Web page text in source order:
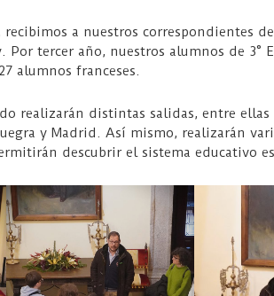
a nuestros correspondientes
tercer año, nuestros alumnos de 3°
alumnos franceses.
realizarán distintas salidas, entre
y Madrid. Así mismo, realizarán
descubrir el sistema educativo